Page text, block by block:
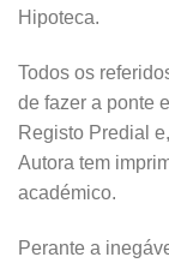
Hipoteca.
Todos os
de fazer a ponte
Registo Predial
Autora tem
académico.
Perante a